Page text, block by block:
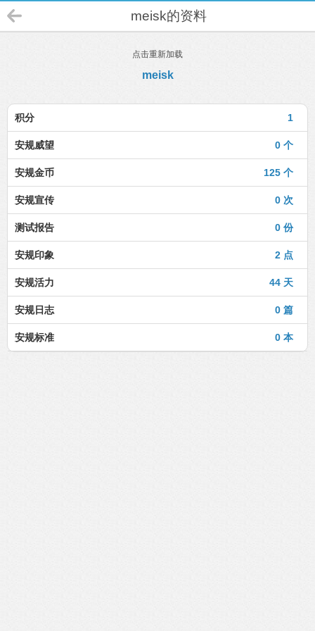
meisk的资料
点击重新加载
meisk
1
积分
0 个
安规威望
125 个
安规金币
0 次
安规宣传
0 份
测试报告
2 点
安规印象
44 天
安规活力
0 篇
安规日志
0 本
安规标准